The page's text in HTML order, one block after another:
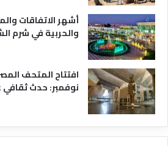
أشهر الاتفاقات
والحربية في شرم
افتتاح المتحف
نوفمبر: حدث ثقافي